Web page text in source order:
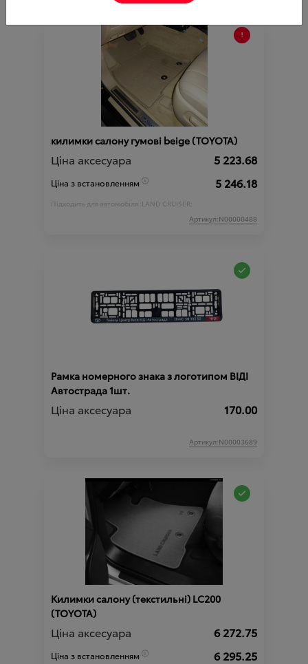
килимки салону гумові beige (TOYOTA)
Ціна аксесуара 5 223.68
Ціна з встановленням 5 246.18
Підходить для автомобіля :LAND CRUISER;
Артикул:N00000488
Рамка номерного знака з логотипом ВІДІ
Автострада 1шт.
Ціна аксесуара 170.00
Артикул:N00003689
Килимки салону (текстильні) LС200
(TOYOTA)
Ціна аксесуара 6 272.75
Ціна з встановленням 6 295.25